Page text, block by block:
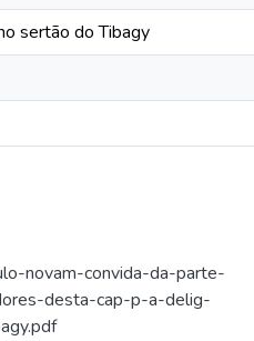
sertão do Tibagy
novam-convida-da-parte-
desta-cap-p-a-delig-